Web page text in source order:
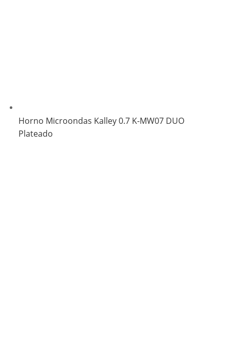
Horno Microondas Kalley 0.7 K-MW07 DUO
Plateado